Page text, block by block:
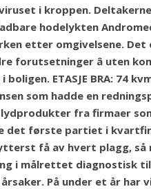
i kroppen.
hodelykten
etter omgivelsene. Det
forutsetninger â uten
ETASJE BRA: 74
som hadde en
fra firmaer
første partiet i
få av hvert plagg,
i målrettet diagnostisk
På under et år